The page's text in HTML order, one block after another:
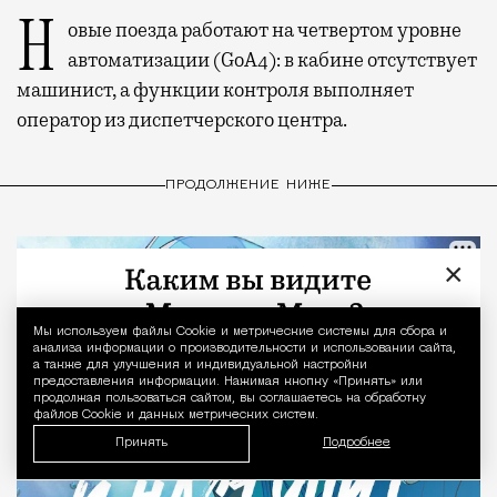
Уведомление
Мы используем файлы Сookie и метрические системы для сбора и
анализа информации о производительности и использовании сайта,
а также для улучшения и индивидуальной настройки
предоставления информации. Нажимая кнопку «Принять» или
продолжая пользоваться сайтом, вы соглашаетесь на обработку
файлов Cookie и данных метрических систем.
Принять Подробнее
Новые поезда работают на четвертом уровне автоматизации (GoA4): в кабине отсутствует
машинист, а функции контроля выполняет
оператор из диспетчерского центра.
ПРОДОЛЖЕНИЕ НИЖЕ
×